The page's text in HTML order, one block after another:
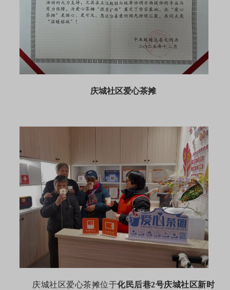
庆城社区爱心茶摊
庆城社区爱心茶摊位于化民后巷2号庆城社区新时